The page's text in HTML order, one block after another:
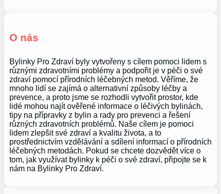
O nás
Bylinky Pro Zdraví byly vytvořeny s cílem pomoci lidem s
různými zdravotními problémy a podpořit je v péči o své
zdraví pomocí přírodních léčebných metod. Věříme, že
mnoho lidí se zajímá o alternativní způsoby léčby a
prevence, a proto jsme se rozhodli vytvořit prostor, kde
lidé mohou najít ověřené informace o léčivých bylinách,
tipy na přípravky z bylin a rady pro prevenci a řešení
různých zdravotních problémů. Naše cílem je pomoci
lidem zlepšit své zdraví a kvalitu života, a to
prostřednictvím vzdělávání a sdílení informací o přírodních
léčebných metodách. Pokud se chcete dozvědět více o
tom, jak využívat bylinky k péči o své zdraví, připojte se k
nám na Bylinky Pro Zdraví.